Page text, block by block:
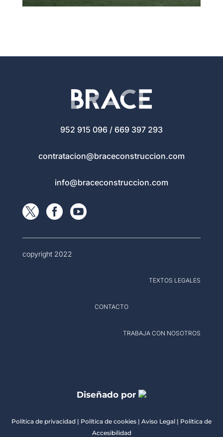
952 915 096 / 669 397 293
contratacion@braceconstruccion.com
info@braceconstruccion.com
  
copyright 2022
TEXTOS LEGALES
CONTACTO
TRABAJA CON NOSOTROS
Diseñado por
Política de privacidad | Política de cookies | Aviso Legal | Política de
Accesibilidad